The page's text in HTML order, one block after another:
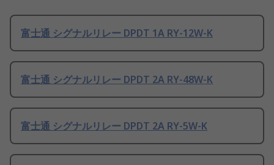
富士通 シグナルリレー DPDT 1A RY-12W-K
富士通 シグナルリレー DPDT 2A RY-48W-K
富士通 シグナルリレー DPDT 2A RY-5W-K